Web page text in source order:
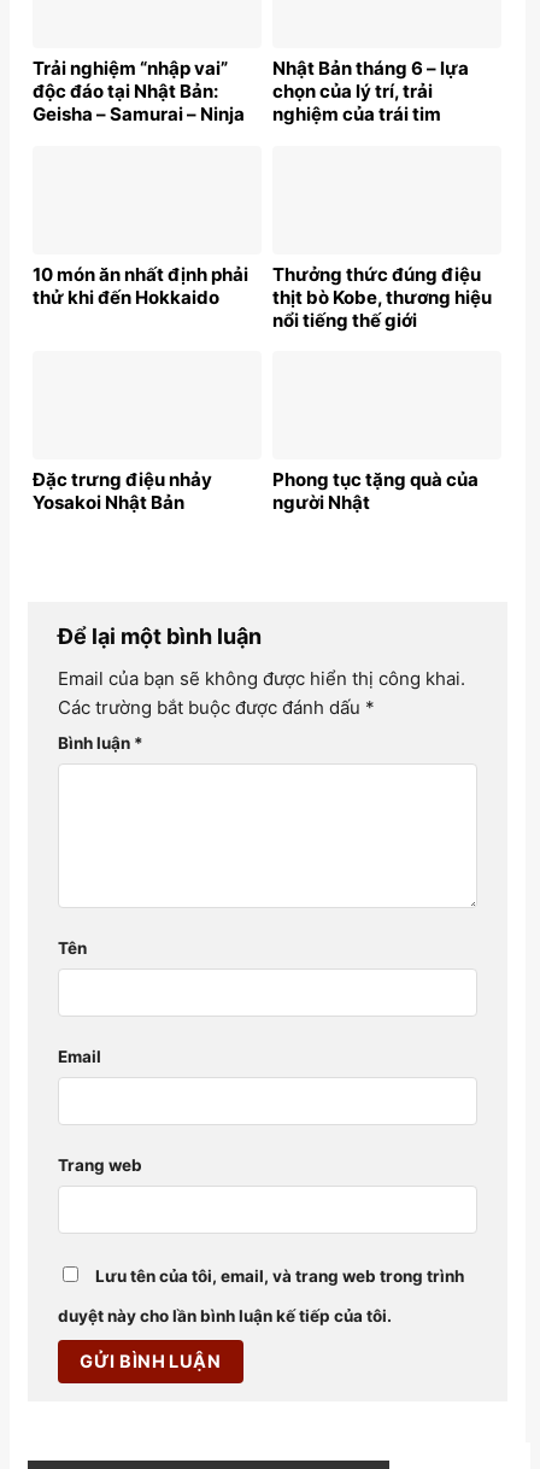
Trải nghiệm “nhập vai”
độc đáo tại Nhật Bản:
Geisha – Samurai – Ninja
Nhật Bản tháng 6 – lựa
chọn của lý trí, trải
nghiệm của trái tim
10 món ăn nhất định phải
thử khi đến Hokkaido
Thưởng thức đúng điệu
thịt bò Kobe, thương hiệu
nổi tiếng thế giới
Đặc trưng điệu nhảy
Yosakoi Nhật Bản
Phong tục tặng quà của
người Nhật
Để lại một bình luận
Email của bạn sẽ không được hiển thị công khai.
Các trường bắt buộc được đánh dấu *
Bình luận *
Tên
Email
Trang web
Lưu tên của tôi, email, và trang web trong trình
duyệt này cho lần bình luận kế tiếp của tôi.